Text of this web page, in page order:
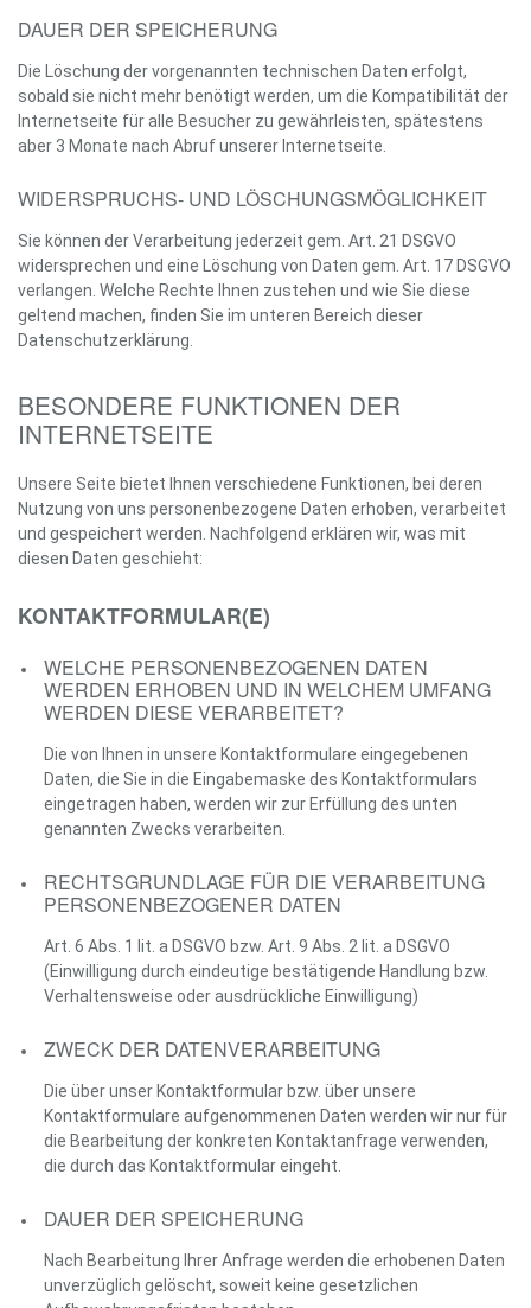
DAUER DER SPEICHERUNG
Die Löschung der vorgenannten technischen Daten erfolgt,
sobald sie nicht mehr benötigt werden, um die Kompatibilität der
Internetseite für alle Besucher zu gewährleisten, spätestens
aber 3 Monate nach Abruf unserer Internetseite.
WIDERSPRUCHS- UND LÖSCHUNGSMÖGLICHKEIT
Sie können der Verarbeitung jederzeit gem. Art. 21 DSGVO
widersprechen und eine Löschung von Daten gem. Art. 17 DSGVO
verlangen. Welche Rechte Ihnen zustehen und wie Sie diese
geltend machen, finden Sie im unteren Bereich dieser
Datenschutzerklärung.
BESONDERE FUNKTIONEN DER
INTERNETSEITE
Unsere Seite bietet Ihnen verschiedene Funktionen, bei deren
Nutzung von uns personenbezogene Daten erhoben, verarbeitet
und gespeichert werden. Nachfolgend erklären wir, was mit
diesen Daten geschieht:
KONTAKTFORMULAR(E)
WELCHE PERSONENBEZOGENEN DATEN
WERDEN ERHOBEN UND IN WELCHEM UMFANG
WERDEN DIESE VERARBEITET?
Die von Ihnen in unsere Kontaktformulare eingegebenen
Daten, die Sie in die Eingabemaske des Kontaktformulars
eingetragen haben, werden wir zur Erfüllung des unten
genannten Zwecks verarbeiten.
RECHTSGRUNDLAGE FÜR DIE VERARBEITUNG
PERSONENBEZOGENER DATEN
Art. 6 Abs. 1 lit. a DSGVO bzw. Art. 9 Abs. 2 lit. a DSGVO
(Einwilligung durch eindeutige bestätigende Handlung bzw.
Verhaltensweise oder ausdrückliche Einwilligung)
ZWECK DER DATENVERARBEITUNG
Die über unser Kontaktformular bzw. über unsere
Kontaktformulare aufgenommenen Daten werden wir nur für
die Bearbeitung der konkreten Kontaktanfrage verwenden,
die durch das Kontaktformular eingeht.
DAUER DER SPEICHERUNG
Nach Bearbeitung Ihrer Anfrage werden die erhobenen Daten
unverzüglich gelöscht, soweit keine gesetzlichen